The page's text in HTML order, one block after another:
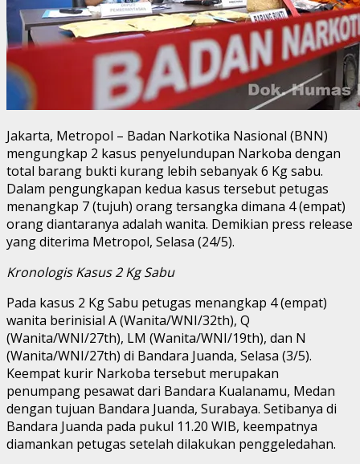
Jakarta, Metropol – Badan Narkotika Nasional (BNN)
mengungkap 2 kasus penyelundupan Narkoba dengan
total barang bukti kurang lebih sebanyak 6 Kg sabu.
Dalam pengungkapan kedua kasus tersebut petugas
menangkap 7 (tujuh) orang tersangka dimana 4 (empat)
orang diantaranya adalah wanita. Demikian press release
yang diterima Metropol, Selasa (24/5).
Kronologis Kasus 2 Kg Sabu
Pada kasus 2 Kg Sabu petugas menangkap 4 (empat)
wanita berinisial A (Wanita/WNI/32th), Q
(Wanita/WNI/27th), LM (Wanita/WNI/19th), dan N
(Wanita/WNI/27th) di Bandara Juanda, Selasa (3/5).
Keempat kurir Narkoba tersebut merupakan
penumpang pesawat dari Bandara Kualanamu, Medan
dengan tujuan Bandara Juanda, Surabaya. Setibanya di
Bandara Juanda pada pukul 11.20 WIB, keempatnya
diamankan petugas setelah dilakukan penggeledahan.